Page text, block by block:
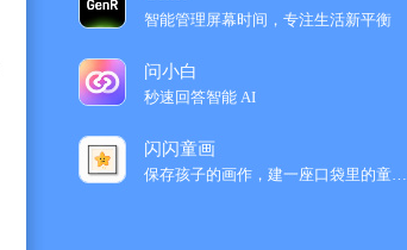
智能管理屏幕时间，专注生活新平衡
问小白
秒速回答智能 AI
闪闪童画
保存孩子的画作，建一座口袋里的童真美术‪馆‬